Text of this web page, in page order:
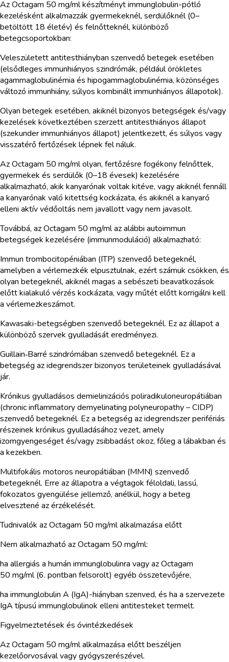
Az Octagam 50 mg/ml készítményt immunglobulin-pótló
kezelésként alkalmazzák gyermekeknél, serdülőknél (0–
betöltött 18 életév) és felnőtteknél, különböző
betegcsoportokban:
Veleszületett antitesthiányban szenvedő betegek esetében
(elsődleges immunhiányos szindrómák, például örökletes
agammaglobulinémia és hipogammaglobulinémia, közönséges
változó immunhiány, súlyos kombinált immunhiányos állapotok).
Olyan betegek esetében, akiknél bizonyos betegségek és/vagy
kezelések következtében szerzett antitesthiányos állapot
(szekunder immunhiányos állapot) jelentkezett, és súlyos vagy
visszatérő fertőzések lépnek fel náluk.
Az Octagam 50 mg/ml olyan, fertőzésre fogékony felnőttek,
gyermekek és serdülők (0–18 évesek) kezelésére
alkalmazható, akik kanyarónak voltak kitéve, vagy akiknél fennáll
a kanyarónak való kitettség kockázata, és akiknél a kanyaró
elleni aktív védőoltás nem javallott vagy nem javasolt.
Továbbá, az Octagam 50 mg/ml az alábbi autoimmun
betegségek kezelésére (immunmoduláció) alkalmazható:
Immun trombocitopéniában (ITP) szenvedő betegeknél,
amelyben a vérlemezkék elpusztulnak, ezért számuk csökken, és
olyan betegeknél, akiknél magas a sebészeti beavatkozások
előtt kialakuló vérzés kockázata, vagy műtét előtt korrigálni kell
a vérlemezkeszámot.
Kawasaki-betegségben szenvedő betegeknél. Ez az állapot a
különböző szervek gyulladását eredményezi.
Guillain‑Barré szindrómában szenvedő betegeknél. Ez a
betegség az idegrendszer bizonyos területeinek gyulladásával
jár.
Krónikus gyulladásos demielinizációs poliradikuloneuropátiában
(chronic inflammatory demyelinating polyneuropathy – CIDP)
szenvedő betegeknél. Ez a betegség az idegrendszer perifériás
részeinek krónikus gyulladásához vezet, amely
izomgyengeséget és/vagy zsibbadást okoz, főleg a lábakban és
a kezekben.
Multifokális motoros neuropátiában (MMN) szenvedő
betegeknél. Erre az állapotra a végtagok féloldali, lassú,
fokozatos gyengülése jellemző, anélkül, hogy a beteg
elvesztené az érzékelését.
Tudnivalók az Octagam 50 mg/ml alkalmazása előtt
Nem alkalmazható az Octagam 50 mg/ml:
ha allergiás a humán immunglobulinra vagy az Octagam
50 mg/ml (6. pontban felsorolt) egyéb összetevőjére,
ha immunglobulin A (IgA)-hiányban szenved, és ha a szervezete
IgA típusú immunglobulinok elleni antitesteket termelt.
Figyelmeztetések és óvintézkedések
Az Octagam 50 mg/ml alkalmazása előtt beszéljen
kezelőorvosával vagy gyógyszerészével.